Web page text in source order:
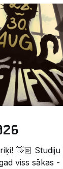
līgums
viss sākas -